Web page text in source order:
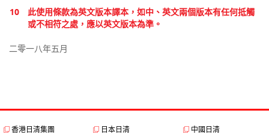
10
此使用條款為英文版本譯本，如中、英文兩個版本有任何抵觸
或不相符之處，應以英文版本為準。
二零一八年五月
香港日清集團 日本日清 中國日清